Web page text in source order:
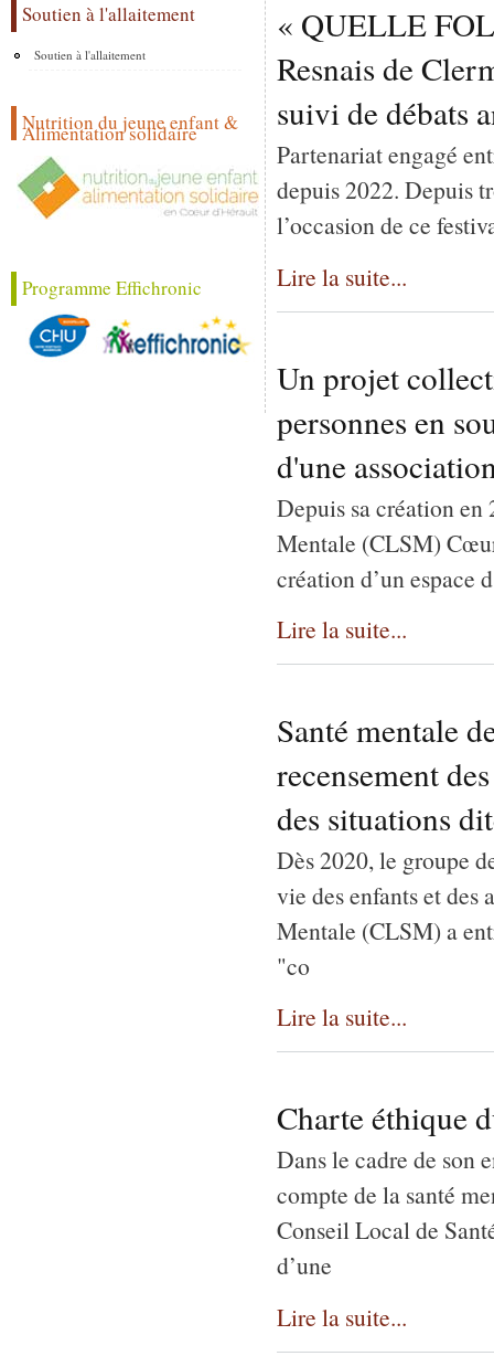
Soutien à l'allaitement
Soutien à l'allaitement
Nutrition du jeune enfant &
Alimentation solidaire
Programme Effichronic
« QUELLE
Resnais de
suivi de débats
Partenariat engagé
depuis 2022. Depuis
l’occasion de ce
Lire la suite...
Un projet
personnes en
d'une
Depuis sa création en
Mentale (CLSM)
création d’un espace
Lire la suite...
Santé mentale
recensement
des situations
Dès 2020, le groupe
vie des enfants et des
Mentale (CLSM) a
"co
Lire la suite...
Charte éthique
Dans le cadre de son
compte de la santé
Conseil Local de
d’une
Lire la suite...